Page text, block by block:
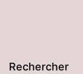
Rechercher